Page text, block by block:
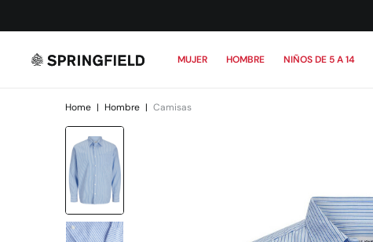
MUJER HOMBRE NIÑOS DE 5 A 14
Home | Hombre | Camisas